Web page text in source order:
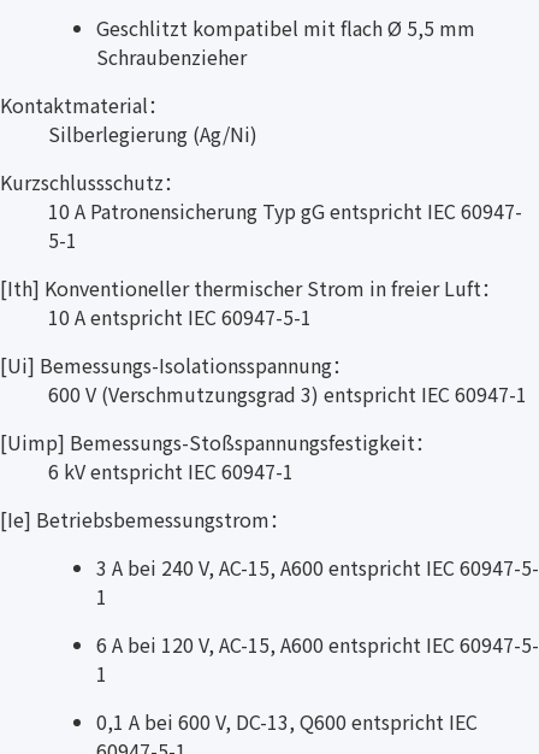
Geschlitzt kompatibel mit flach Ø 5,5 mm
Schraubenzieher
Kontaktmaterial：
Silberlegierung (Ag/Ni)
Kurzschlussschutz：
10 A Patronensicherung Typ gG entspricht IEC 60947-
5-1
[Ith] Konventioneller thermischer Strom in freier Luft：
10 A entspricht IEC 60947-5-1
[Ui] Bemessungs-Isolationsspannung：
600 V (Verschmutzungsgrad 3) entspricht IEC 60947-1
[Uimp] Bemessungs-Stoßspannungsfestigkeit：
6 kV entspricht IEC 60947-1
[Ie] Betriebsbemessungstrom：
3 A bei 240 V, AC-15, A600 entspricht IEC 60947-5-
1
6 A bei 120 V, AC-15, A600 entspricht IEC 60947-5-
1
0,1 A bei 600 V, DC-13, Q600 entspricht IEC